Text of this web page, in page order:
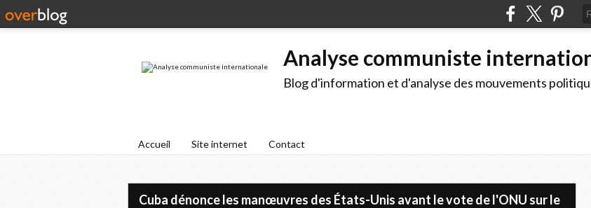
Analyse communiste
Blog d'information et d'analyse des mouvements
Accueil Site internet Contact
Cuba dénonce les manœuvres des États-Unis avant le vote de l'ONU sur le